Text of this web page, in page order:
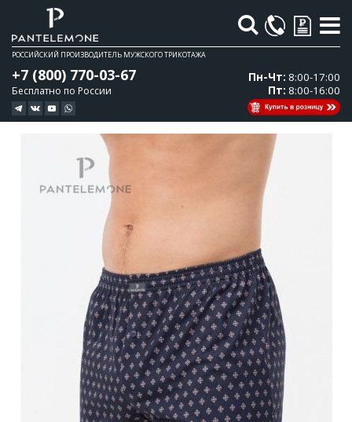
Поиск
РОССИЙСКИЙ ПРОИЗВОДИТЕЛЬ МУЖСКОГО ТРИКОТАЖА
+7 (800) 770-03-67
Бесплатно по России
Пн-Чт: 8:00-17:00
Пт: 8:00-16:00
галереи
изображений
галереи
изображений